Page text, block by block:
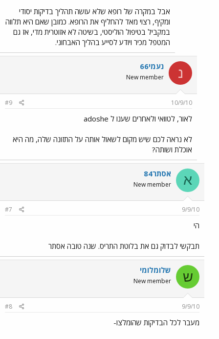
אבל במקרה של רופא שלא עושה תהליך בדיקות יסודי
ומקיף, רצוי מאד להחליף את הרופא. כמובן שאם היא תלווה
במקביל בטיפול הוליסטי, בשיטה לא אזוטרית מדי, אז גם
המטפל מכיר ויודע לסייע בהליך האבחוני.
נ נעמי66
New member
10/9/10
#9
לאור, לטוואי ולאחרים שענו ל adoshe
לא נראה לכם שיש מקום לשאול אותה על התזונה שלה, מה היא
אוכלת ושותה?
א אסתר84
New member
9/9/10
#7
הי
תבקשי לבדוק גם את בלוטת התריס. שנה טובה אסתר
ש שלומלומי
New member
9/9/10
#8
מעבר לכל הבדיקות שהומלצו-